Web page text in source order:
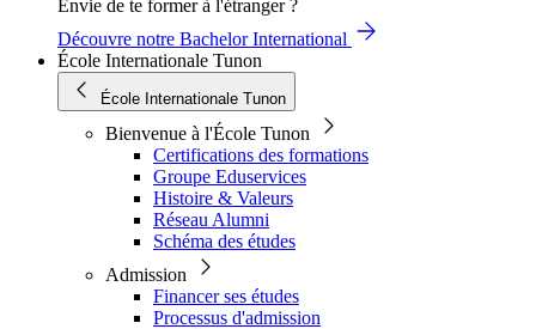
Envie de te former à l'étranger ?
Découvre notre Bachelor International
École Internationale Tunon
École Internationale Tunon
Bienvenue à l'École Tunon
Certifications des formations
Groupe Eduservices
Histoire & Valeurs
Réseau Alumni
Schéma des études
Admission
Financer ses études
Processus d'admission